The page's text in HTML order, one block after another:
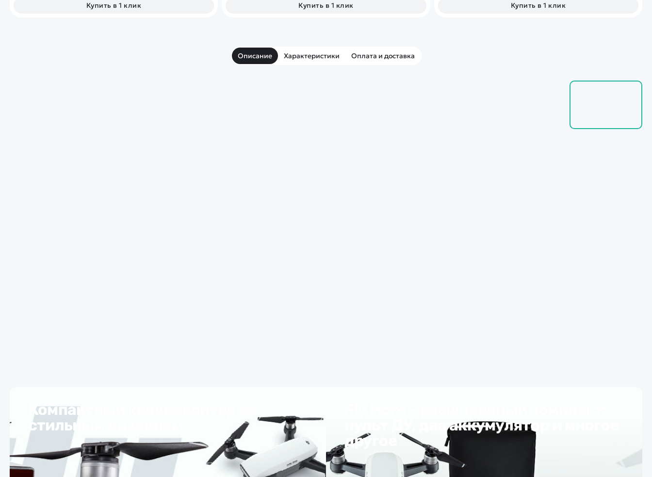
Купить в 1 клик
Купить в 1 клик
Купить в 1 клик
Описание Характеристики Оплата и доставка
Компактный квадрокоптер со
стильным дизайном
пульт ДУ, два аккумулятор и многое
другое